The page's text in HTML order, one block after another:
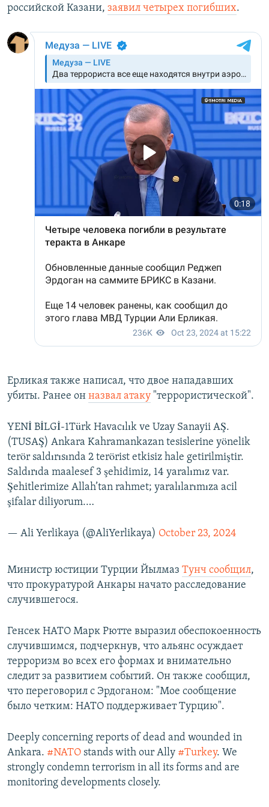
российской Казани, заявил четырех погибших.
Ерликая также написал, что двое нападавших
убиты. Ранее он назвал атаку "террористической".
YENİ BİLGİ-1Türk Havacılık ve Uzay Sanayii AŞ.
(TUSAŞ) Ankara Kahramankazan tesislerine yönelik
terör saldırısında 2 terörist etkisiz hale getirilmiştir.
Saldırıda maalesef 3 şehidimiz, 14 yaralımız var.
Şehitlerimize Allah’tan rahmet; yaralılarımıza acil
şifalar diliyorum.…
— Ali Yerlikaya (@AliYerlikaya) October 23, 2024
Министр юстиции Турции Йылмаз Тунч сообщил,
что прокуратурой Анкары начато расследование
случившегося.
Генсек НАТО Марк Рютте выразил обеспокоенность
случившимся, подчеркнув, что альянс осуждает
терроризм во всех его формах и внимательно
следит за развитием событий. Он также сообщил,
что переговорил с Эрдоганом: "Мое сообщение
было четким: НАТО поддерживает Турцию".
Deeply concerning reports of dead and wounded in
Ankara. #NATO stands with our Ally #Turkey. We
strongly condemn terrorism in all its forms and are
monitoring developments closely.